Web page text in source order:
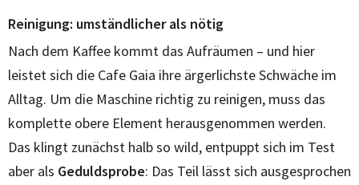
Reinigung: umständlicher als nötig
Nach dem Kaffee kommt das Aufräumen – und hier
leistet sich die Cafe Gaia ihre ärgerlichste Schwäche im
Alltag. Um die Maschine richtig zu reinigen, muss das
komplette obere Element herausgenommen werden.
Das klingt zunächst halb so wild, entpuppt sich im Test
aber als Geduldsprobe: Das Teil lässt sich ausgesprochen